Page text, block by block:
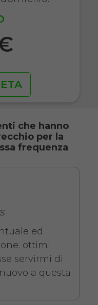
che hanno
per la
frequenza
ed
ottimi
servirmi di
a questa